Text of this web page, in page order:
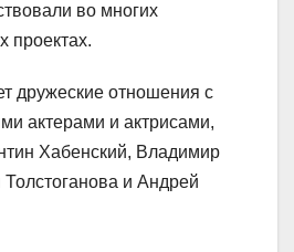
во многих
проектах.
дружеские отношения с
актерами и актрисами,
Хабенский, Владимир
и Андрей